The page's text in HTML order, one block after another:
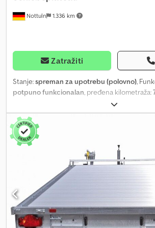
transport brodom. Moguća je gotovinska
tipova vozila po povoljnim cenama. Sve
garancije, podložne greškama, mogućnosti
Nottuln 1.336 km
Zatražiti
Stanje:spreman za upotrebu (polovno),
potpuno funkcionalan, pređena kilometraža:
, vrsta goriva:gas
ukupna težina:7.000 kg, prazna masa vozila:
nosivost:
,
(TÜV): 03/2027
čelik, broj sedišta: , Godina proizvodnje:
centralno zaključavanje, dodatna prednja
program stabilnosti (ESP), hidraulika,
uređaj, letnje gume, maglenke, registracija
upravljač, sistem imobilizera, tempomat,
vazdušni jastuk
, Iveco Daily 70C14G na zemni
visokokvalitetnom/masivnom kliznom
vlasnik — servisna knjižica uredno vođena — !!!